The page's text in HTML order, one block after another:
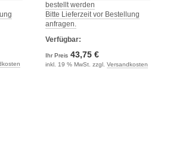
bestellt werden
Bitte Lieferzeit vor Bestellung
anfragen.
Verfügbar:
Ihr Preis 43,75 €
inkl. 19 % MwSt. zzgl. Versandkosten